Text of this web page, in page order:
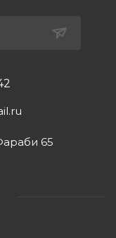
65